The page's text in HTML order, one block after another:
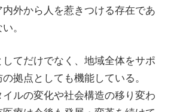
外から人を惹きつける存在であ
。
てだけでなく、地域全体をサポ
拠点としても機能している。
イルの変化や社会構造の移り変わ